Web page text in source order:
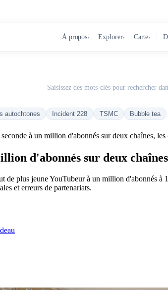
À propos▾ Explorer▾ Carte▾
Saisissez des mots-clés pour rechercher
autochtones Incident 228 TSMC Bubble tea
à un million d'abonnés sur deux chaînes,
d'abonnés sur deux
de plus jeune YouTubeur à un million d'abonnés
et erreurs de partenariats.